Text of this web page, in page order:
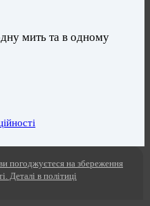
мить та в одному
погоджуєтеся на збереження
Деталі в політиці